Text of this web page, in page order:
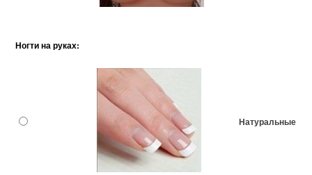
Ногти на руках:
Натуральные